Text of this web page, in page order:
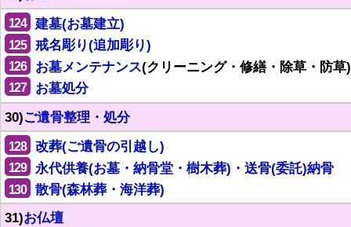
124 建墓(お墓建立)
125 戒名彫り(追加彫り)
126 お墓メンテナンス(クリーニング・修繕・除草・防草)
127
お墓処分
30)ご遺骨整理・処分
128 改葬(ご遺骨の引越し)
129 永代供養(お墓・納骨堂・樹木葬)・送骨(委託)納骨
130
散骨(森林葬・海洋葬)
31)お仏壇